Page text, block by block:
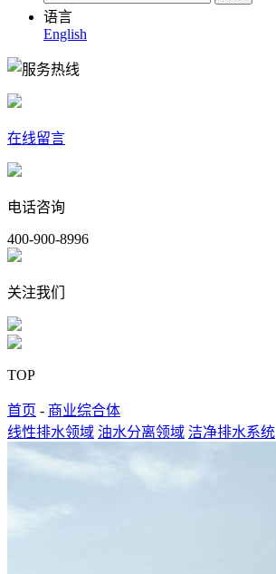
语言
English
在线留言
电话咨询
400-900-8996
关注我们
TOP
首页 - 商业综合体
线性排水领域 油水分离领域 洁净排水系统